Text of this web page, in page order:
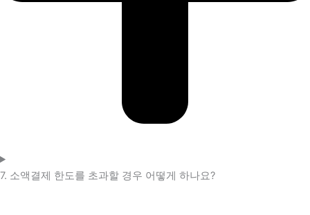
7. 소액결제 한도를 초과할 경우 어떻게 하나요?